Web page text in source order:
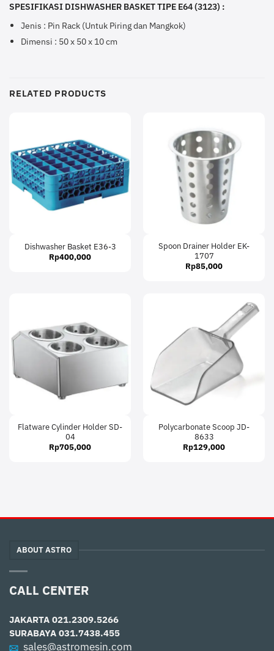
SPESIFIKASI DISHWASHER BASKET TIPE E64 (3123) :
Jenis : Pin Rack (Untuk Piring dan Mangkok)
Dimensi : 50 x 50 x 10 cm
RELATED PRODUCTS
Dishwasher Basket E36-3
Rp400,000
Spoon Drainer Holder EK-
1707
Rp85,000
Flatware Cylinder Holder SD-
04
Rp705,000
Polycarbonate Scoop JD-
8633
Rp129,000
ABOUT ASTRO
CALL CENTER
JAKARTA 021.2309.5266
SURABAYA 031.7438.455
sales@astromesin.com